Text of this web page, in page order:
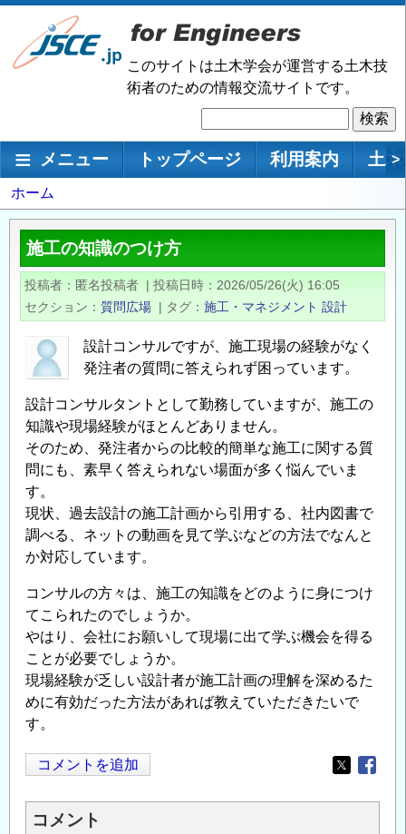
メ
ン
移
このサイトは土木学会が運営する土木技
術者のための情報交流サイトです。
索
メインナビゲーション
メニュー トップページ 利用案内 土 >
パ
ン
く
ず
ホーム
施工の知識のつけ方
投稿者 匿名投稿者 | 投稿日時
2026/05/26(火) 16:05
セクション
質問広場 | タグ 施工・マネジメント 設計
設計コンサルですが、施工現場の経験がなく
発注者の質問に答えられず困っています。
設計コンサルタントとして勤務していますが、施工の
知識や現場経験がほとんどありません。
そのため、発注者からの比較的簡単な施工に関する質
問にも、素早く答えられない場面が多く悩んでいま
す。
現状、過去設計の施工計画から引用する、社内図書で
調べる、ネットの動画を見て学ぶなどの方法でなんと
か対応しています。
コンサルの方々は、施工の知識をどのように身につけ
てこられたのでしょうか。
やはり、会社にお願いして現場に出て学ぶ機会を得る
ことが必要でしょうか。
現場経験が乏しい設計者が施工計画の理解を深めるた
めに有効だった方法があれば教えていただきたいで
す。
コメントを追加
Opens in
コメント